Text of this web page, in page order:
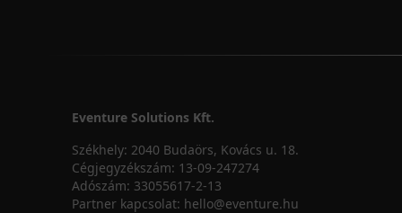
Eventure Solutions Kft.
Székhely: 2040 Budaörs, Kovács u. 18.
Cégjegyzékszám: 13-09-247274
Adószám: 33055617-2-13
Partner kapcsolat: hello@eventure.hu